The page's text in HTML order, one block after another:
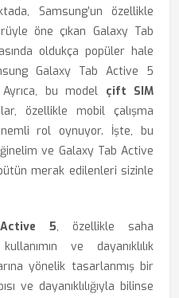
Samsung’un özellikle
öne çıkan Galaxy Tab
oldukça popüler hale
Galaxy Tab Active 5
bu model çift SIM
özellikle mobil çalışma
rol oynuyor. İşte, bu
ve Galaxy Tab Active
merak edilenleri sizinle
5, özellikle saha
ve dayanıklılık
yönelik tasarlanmış bir
ve dayanıklılığıyla bilinse